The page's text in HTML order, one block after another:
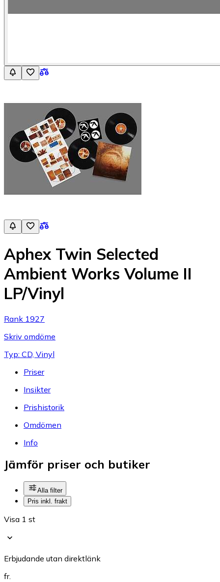
Aphex Twin Selected
Ambient Works Volume II
LP/Vinyl
Rank 1927
Skriv omdöme
Typ: CD, Vinyl
Priser
Insikter
Prishistorik
Omdömen
Info
Jämför priser och butiker
Alla filter
Pris inkl. frakt
Visa 1 st
Erbjudande utan direktlänk
fr.